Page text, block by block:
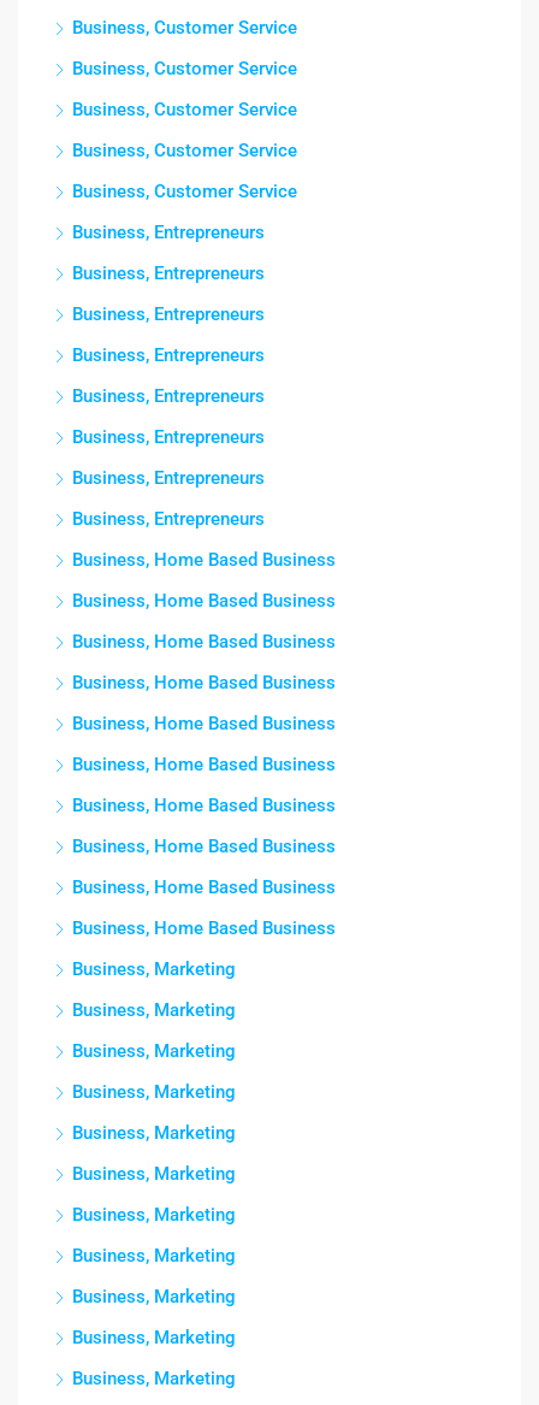
Business, Customer Service
Business, Customer Service
Business, Customer Service
Business, Customer Service
Business, Customer Service
Business, Entrepreneurs
Business, Entrepreneurs
Business, Entrepreneurs
Business, Entrepreneurs
Business, Entrepreneurs
Business, Entrepreneurs
Business, Entrepreneurs
Business, Entrepreneurs
Business, Home Based Business
Business, Home Based Business
Business, Home Based Business
Business, Home Based Business
Business, Home Based Business
Business, Home Based Business
Business, Home Based Business
Business, Home Based Business
Business, Home Based Business
Business, Home Based Business
Business, Marketing
Business, Marketing
Business, Marketing
Business, Marketing
Business, Marketing
Business, Marketing
Business, Marketing
Business, Marketing
Business, Marketing
Business, Marketing
Business, Marketing